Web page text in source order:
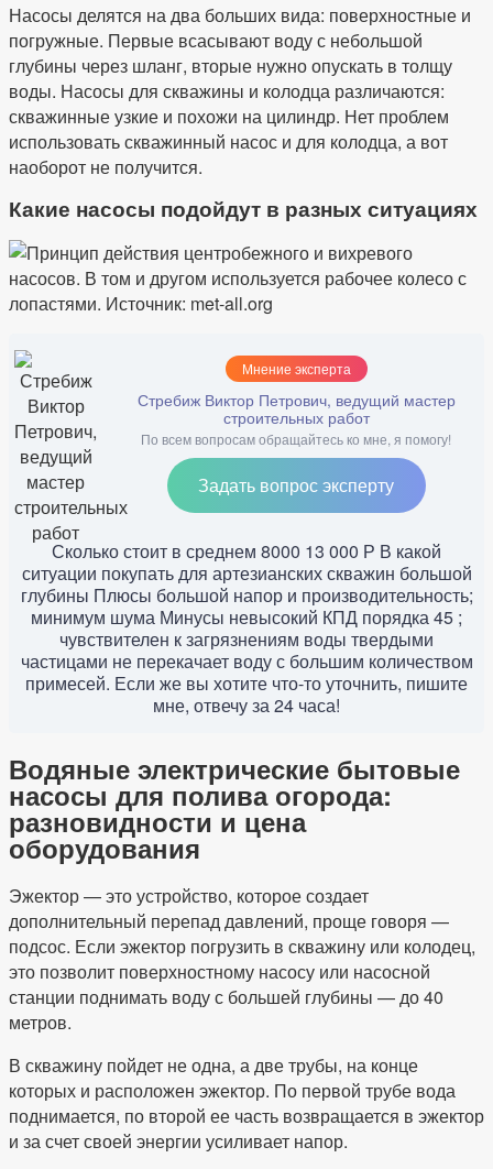
Насосы делятся на два больших вида: поверхностные и
погружные. Первые всасывают воду с небольшой
глубины через шланг, вторые нужно опускать в толщу
воды. Насосы для скважины и колодца различаются:
скважинные узкие и похожи на цилиндр. Нет проблем
использовать скважинный насос и для колодца, а вот
наоборот не получится.
Какие насосы подойдут в разных ситуациях
Мнение эксперта
Стребиж Виктор Петрович, ведущий мастер
строительных работ
По всем вопросам обращайтесь ко мне, я помогу!
Задать вопрос эксперту
Сколько стоит в среднем 8000 13 000 Р В какой
ситуации покупать для артезианских скважин большой
глубины Плюсы большой напор и производительность;
минимум шума Минусы невысокий КПД порядка 45 ;
чувствителен к загрязнениям воды твердыми
частицами не перекачает воду с большим количеством
примесей. Если же вы хотите что-то уточнить, пишите
мне, отвечу за 24 часа!
Водяные электрические бытовые
насосы для полива огорода:
разновидности и цена
оборудования
Эжектор — это устройство, которое создает
дополнительный перепад давлений, проще говоря —
подсос. Если эжектор погрузить в скважину или колодец,
это позволит поверхностному насосу или насосной
станции поднимать воду с большей глубины — до 40
метров.
В скважину пойдет не одна, а две трубы, на конце
которых и расположен эжектор. По первой трубе вода
поднимается, по второй ее часть возвращается в эжектор
и за счет своей энергии усиливает напор.